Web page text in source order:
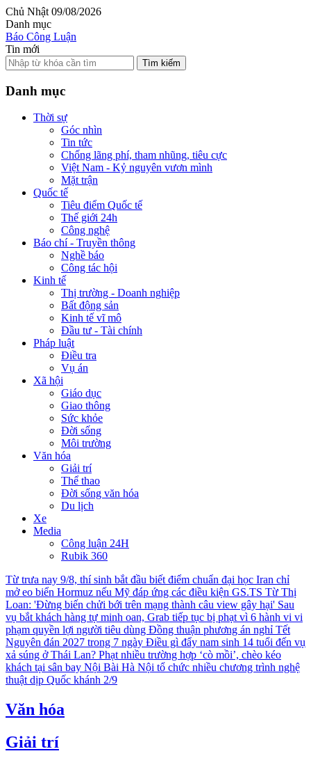
Chủ Nhật 09/08/2026
Danh mục
Báo Công Luận
Tin mới
Tìm kiếm
Danh mục
Thời sự
Góc nhìn
Tin tức
Chống lãng phí, tham nhũng, tiêu cực
Việt Nam - Kỷ nguyên vươn mình
Mặt trận
Quốc tế
Tiêu điểm Quốc tế
Thế giới 24h
Công nghệ
Báo chí - Truyền thông
Nghề báo
Công tác hội
Kinh tế
Thị trường - Doanh nghiệp
Bất động sản
Kinh tế vĩ mô
Đầu tư - Tài chính
Pháp luật
Điều tra
Vụ án
Xã hội
Giáo dục
Giao thông
Sức khỏe
Đời sống
Môi trường
Văn hóa
Giải trí
Thể thao
Đời sống văn hóa
Du lịch
Xe
Media
Công luận 24H
Rubik 360
Từ trưa nay 9/8, thí sinh bắt đầu biết điểm chuẩn đại học Iran chỉ
mở eo biển Hormuz nếu Mỹ đáp ứng các điều kiện GS.TS Từ Thị
Loan: 'Đừng biến chửi bới trên mạng thành câu view gây hại' Sau
vụ bắt khách hàng tự minh oan, Grab tiếp tục bị phạt vì 6 hành vi vi
phạm quyền lợi người tiêu dùng Đồng thuận phương án nghỉ Tết
Nguyên đán 2027 trong 7 ngày Điều gì đẩy nam sinh 14 tuổi đến vụ
xả súng ở Thái Lan? Phạt nhiều trường hợp ‘cò mồi’, chèo kéo
khách tại sân bay Nội Bài Hà Nội tổ chức nhiều chương trình nghệ
thuật dịp Quốc khánh 2/9
Văn hóa
Giải trí